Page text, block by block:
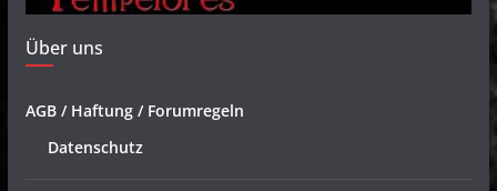
Über uns
AGB / Haftung / Forumregeln
Datenschutz